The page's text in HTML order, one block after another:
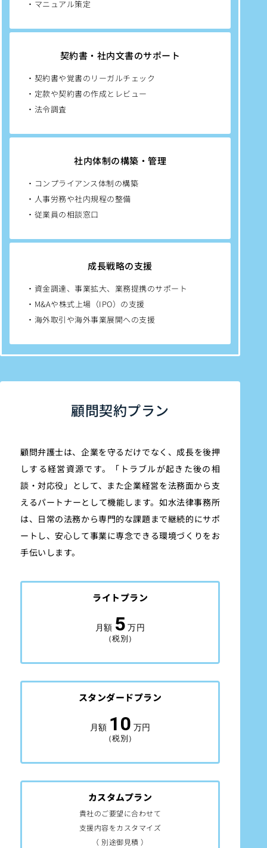
・マニュアル策定
契約書・社内文書のサポート
・契約書や覚書のリーガルチェック
・定款や契約書の作成とレビュー
・法令調査
社内体制の構築・管理
・コンプライアンス体制の構築
・人事労務や社内規程の整備
・従業員の相談窓口
成長戦略の支援
・資金調達、事業拡大、業務提携のサポート
・M&Aや株式上場（IPO）の支援
・海外取引や海外事業展開への支援
顧問契約プラン
顧問弁護士は、企業を守るだけでなく、成長を後押
しする経営資源です。「トラブルが起きた後の相
談・対応役」として、また企業経営を法務面から支
えるパートナーとして機能します。如水法律事務所
は、日常の法務から専門的な課題まで継続的にサポ
ートし、安心して事業に専念できる環境づくりをお
手伝いします。
ライトプラン
月額 5 万円
（税別）
スタンダードプラン
月額 10 万円
（税別）
カスタムプラン
貴社のご要望に合わせて
支援内容をカスタマイズ
（ 別途御見積 ）